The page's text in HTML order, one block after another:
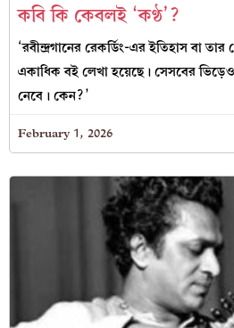
কবি কি কেবলই ‘কণ্ঠ’?
‘রবীন্দ্রগানের রেকর্ডিং-এর ইতিহাস বা
একাধিক বই লেখা হয়েছে। সেসবের
নেবে। কেন?’
February 1, 2026